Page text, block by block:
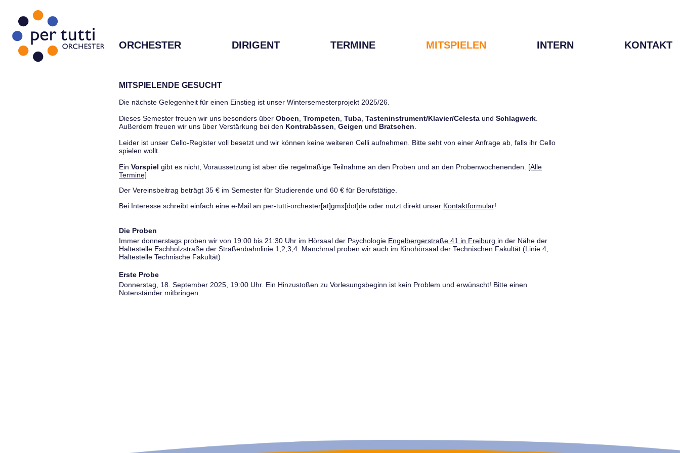
ORCHESTER DIRIGENT TERMINE MITSPIELEN INTERN KONTAKT
MITSPIELENDE GESUCHT
Die nächste Gelegenheit für einen Einstieg ist unser Wintersemesterprojekt 2025/26.
Dieses Semester freuen wir uns besonders über Oboen Trompeten Tuba Tasteninstrument/Klavier/Celesta und Schlagwerk
Außerdem freuen wir uns über Verstärkung bei den Kontrabässen Geigen und Bratschen
Leider ist unser Cello-Register voll besetzt und wir können keine weiteren Celli aufnehmen. Bitte seht von einer Anfrage ab, falls ihr Cello
spielen wollt.
Ein Vorspiel gibt es nicht, Voraussetzung ist aber die regelmäßige Teilnahme an den Proben und an den Probenwochenenden. [Alle
Termine]
Der Vereinsbeitrag beträgt 35 € im Semester für Studierende und 60 € für Berufstätige.
Bei Interesse schreibt einfach eine e-Mail an per-tutti-orchester[at]gmx[dot]de oder nutzt direkt unser Kontaktformular!
Die Proben
Immer donnerstags proben wir von 19:00 bis 21:30 Uhr im Hörsaal der Psychologie Engelbergerstraße 41 in Freiburg in der Nähe der
Haltestelle Eschholzstraße der Straßenbahnlinie 1,2,3,4. Manchmal proben wir auch im Kinohörsaal der Technischen Fakultät (Linie 4,
Haltestelle Technische Fakultät)
Erste Probe
Donnerstag, 18. September 2025, 19:00 Uhr. Ein Hinzustoßen zu Vorlesungsbeginn ist kein Problem und erwünscht! Bitte einen
Notenständer mitbringen.